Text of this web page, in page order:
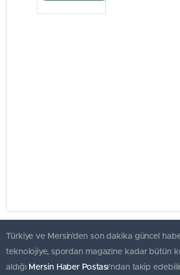
Türkiye ve Mersin’den son dakika güncel
teknolojiye, spordan magazine kadar bütün
aldığı Mersin Haber Postası'ndan takip